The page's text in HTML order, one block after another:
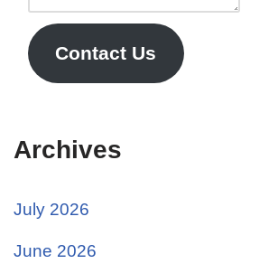
Contact Us
Archives
July 2026
June 2026